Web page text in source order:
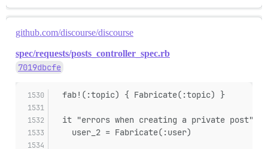
github.com/discourse/discourse
spec/requests/posts_controller_spec.rb
7019dbcfe
  fab!(:topic) { Fabricate(:topic) }
  it "errors when creating a private post" do
    user_2 = Fabricate(:user)